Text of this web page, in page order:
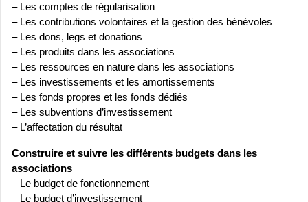
– Les comptes de régularisation
– Les contributions volontaires et la gestion des bénévoles
– Les dons, legs et donations
– Les produits dans les associations
– Les ressources en nature dans les associations
– Les investissements et les amortissements
– Les fonds propres et les fonds dédiés
– Les subventions d’investissement
– L’affectation du résultat
Construire et suivre les différents budgets dans les
associations
– Le budget de fonctionnement
– Le budget d’investissement